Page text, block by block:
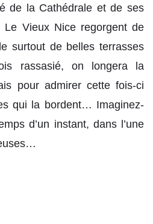
de la Cathédrale et de ses
Le Vieux Nice regorgent de
surtout de belles terrasses
rassasié, on longera la
pour admirer cette fois-ci
qui la bordent… Imaginez-
d’un instant, dans l’une